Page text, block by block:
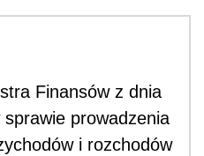
Finansów z dnia
prowadzenia
i rozchodów